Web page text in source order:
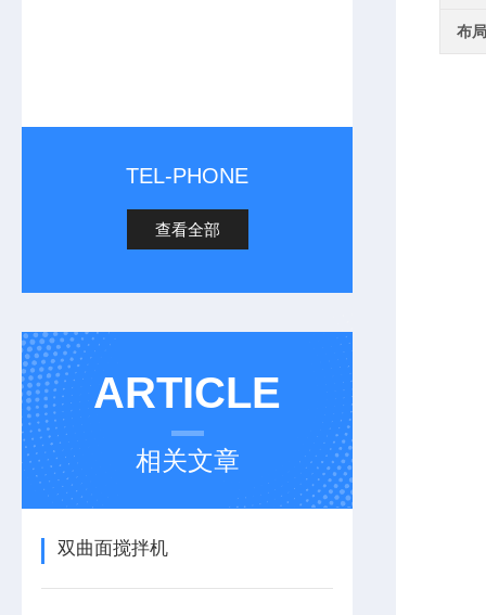
TEL-PHONE
查看全部
ARTICLE
相关文章
双曲面搅拌机
布